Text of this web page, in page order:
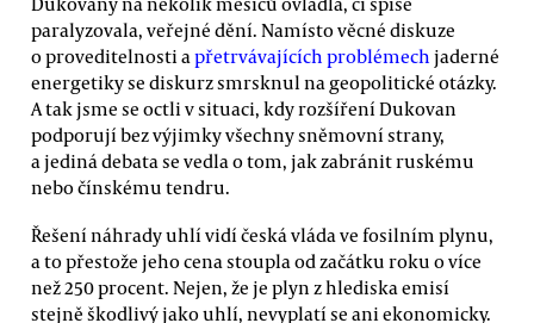
paralyzovala, veřejné dění. Namísto věcné diskuze
o proveditelnosti apřetrvávajících problémech jaderné
energetiky se diskurz smrsknul na geopolitické otázky.
A tak jsme se octli v situaci, kdy rozšíření Dukovan
podporují bez výjimky všechny sněmovní strany,
a jediná debata se vedla o tom, jak zabránit ruskému
nebo čínskému tendru.
Řešení náhrady uhlí vidí česká vláda ve fosilním plynu,
a to přestože jeho cena stoupla od začátku roku o více
než 250 procent. Nejen, že je plyn z hlediska emisí
stejně škodlivý jako uhlí, nevyplatí se ani ekonomicky.